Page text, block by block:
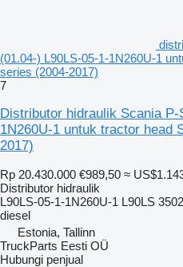
(01.04-) L90LS-05-1-1N260U-1
series (2004-2017)
7
Distributor hidraulik Scania
1N260U-1 untuk tractor head
2017)
Rp 20.430.000 €989,50 ≈
Distributor hidraulik
L90LS-05-1-1N260U-1 L90LS
diesel
Estonia, Tallinn
TruckParts Eesti OÜ
Hubungi penjual